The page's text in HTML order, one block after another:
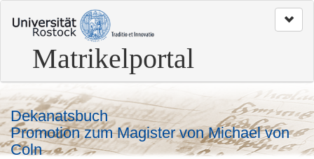
zum
Seitenanfang
Matrikelportal
Dekanatsbuch
Promotion zum Magister von Michael von
Coln